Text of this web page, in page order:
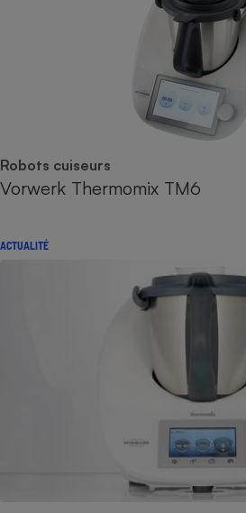
Robots cuiseurs
Vorwerk Thermomix TM6
ACTUALITÉ